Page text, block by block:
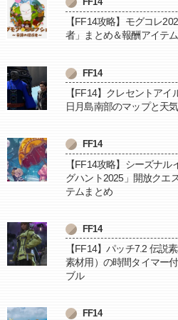
【FF14攻略】モグコレ
者」まとめ＆報酬アイテム
FF14
【FF14】クレセントアイ
日月島南部のマップと天
FF14
【FF14攻略】シーズナル
グハント2025」開放クエ
テムまとめ
FF14
【FF14】パッチ7.2 伝説
素材用）の時間タイマー
ブル
FF14